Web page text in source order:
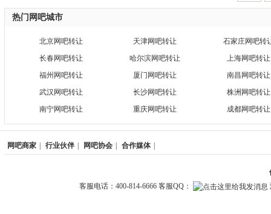
热门网吧城市
北京网吧转让 天津网吧转让
石家庄网吧转
长春网吧转让
哈尔滨网吧转让
上海网吧转让
福州网吧转让
厦门网吧转让
南昌网吧转让
武汉网吧转让
长沙网吧转让
株洲网吧转让
南宁网吧转让
重庆网吧转让 成都网吧转让
网吧商家 行业伙伴 网吧协会 合作媒体
客服电话：400-814-6666 客服QQ：